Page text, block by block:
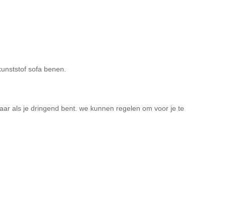
sofa benen.
als je dringend bent. we kunnen regelen om voor je te